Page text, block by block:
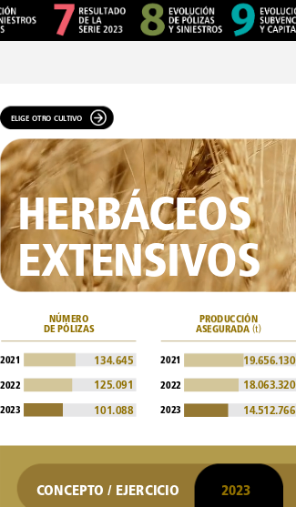
HERBÁCEOS
EXTENSIVOS
134.645
2021 19.656.130
2021
2022 125.091 2022 18.063.320
2023 101.088 2023 14.512.766
NÚMERO
DE PÓLIZAS
PRODUCCIÓN
ASEGURADA (t)
CONCEPTO / EJERCICIO 2023
ELIGE OTRO CULTIVO